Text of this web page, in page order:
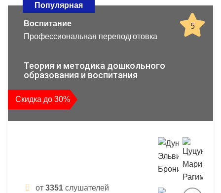
Популярная
5
Воспитание
Профессиональная переподготовка
Теория и методика дошкольного
образования и воспитания
Скидка до 30%
от 3351 слушателей